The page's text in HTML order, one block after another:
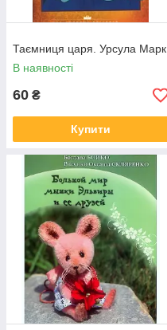
Таємниця царя. Урсула Марк
В наявності
60 ₴
Купити